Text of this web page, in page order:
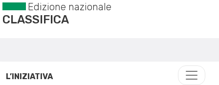
Edizione nazionale
CLASSIFICA
L’INIZIATIVA